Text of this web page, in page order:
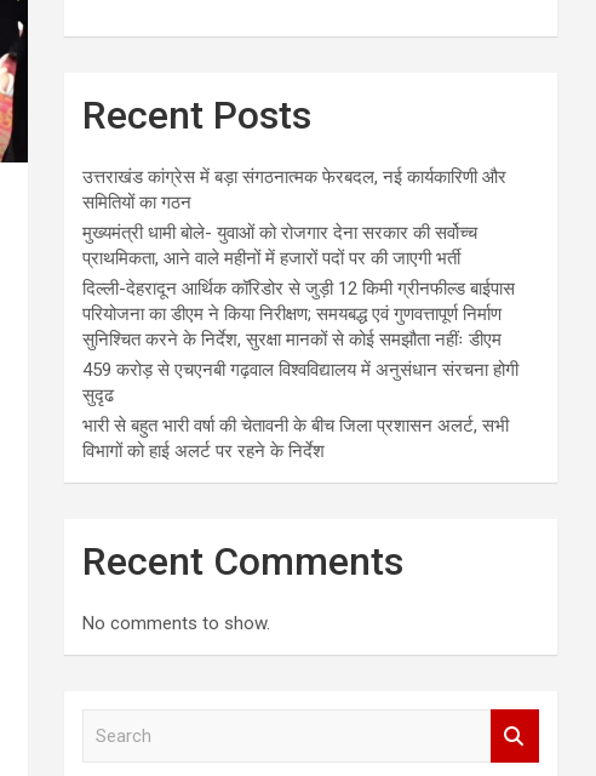
Recent Posts
उत्तराखंड कांग्रेस में बड़ा संगठनात्मक फेरबदल, नई कार्यकारिणी और
समितियों का गठन
मुख्यमंत्री धामी बोले- युवाओं को रोजगार देना सरकार की सर्वोच्च
प्राथमिकता, आने वाले महीनों में हजारों पदों पर की जाएगी भर्ती
दिल्ली-देहरादून आर्थिक कॉरिडोर से जुड़ी 12 किमी ग्रीनफील्ड बाईपास
परियोजना का डीएम ने किया निरीक्षण; समयबद्ध एवं गुणवत्तापूर्ण निर्माण
सुनिश्चित करने के निर्देश, सुरक्षा मानकों से कोई समझौता नहींः डीएम
459 करोड़ से एचएनबी गढ़वाल विश्वविद्यालय में अनुसंधान संरचना होगी
सुदृढ
भारी से बहुत भारी वर्षा की चेतावनी के बीच जिला प्रशासन अलर्ट, सभी
विभागों को हाई अलर्ट पर रहने के निर्देश
Recent Comments
No comments to show.